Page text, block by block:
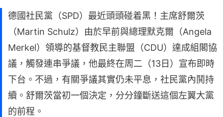
德國社民黨（SPD）最近頭頭碰着黑！主席舒爾茨
（Martin Schulz）由於早前與總理默克爾（Angela
Merkel）領導的基督教民主聯盟（CDU）達成組閣協
議，觸發連串爭議，他最終在周二（13日）宣布即時
下台。不過，有關爭議其實仍未平息，社民黨內鬨持
續。舒爾茨當初一個決定，分分鐘斷送這個左翼大黨
的前程。